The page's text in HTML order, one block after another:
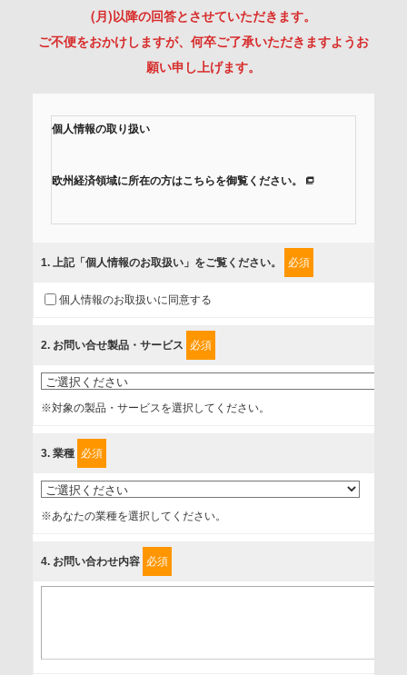
(月)以降の回答とさせていただきます。
ご不便をおかけしますが、何卒ご了承いただきますようお
願い申し上げます。
個人情報の取り扱い
欧州経済領域に所在の方はこちらを御覧ください。
組みを行っています。
に取扱い、これらで定める範囲内で、サービスの提供やご案
内等のために利用させていただいております。
情報を提供されるお客様（本人）に対して、情報の収集目
的、管理者、提供の有無、情報提供の任意性や権利について
確認し、当社への情報提供がお客様の懸念にならないよう
上げます。
事業者名
個人情報保護責任者
1. 上記「個人情報のお取扱い」をご覧ください。 必須
個人情報のお取扱いに同意する
2. お問い合せ製品・サービス 必須
※対象の製品・サービスを選択してください。
3. 業種 必須
※あなたの業種を選択してください。
4. お問い合わせ内容 必須